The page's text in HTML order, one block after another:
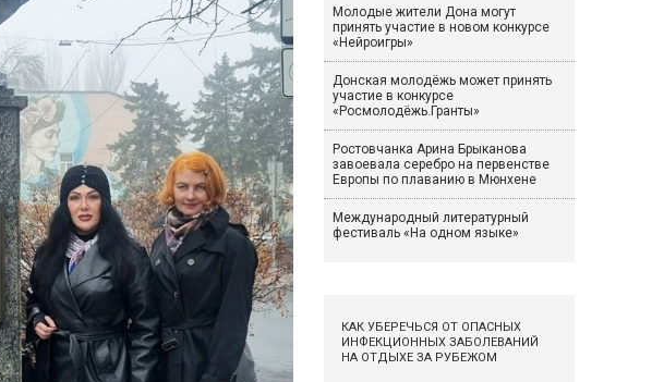
Молодые жители Дона могут
принять участие в новом конкурсе
«Нейроигры»
Донская молодёжь может принять
участие в конкурсе
«Росмолодёжь.Гранты»
Ростовчанка Арина Брыканова
завоевала серебро на первенстве
Европы по плаванию в Мюнхене
Международный литературный
фестиваль «На одном языке»
КАК УБЕРЕЧЬСЯ ОТ ОПАСНЫХ
ИНФЕКЦИОННЫХ ЗАБОЛЕВАНИЙ
НА ОТДЫХЕ ЗА РУБЕЖОМ